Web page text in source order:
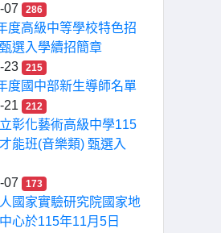
07
286
度高級中等學校特色招
選入學續招簡章
23
215
度國中部新生導師名單
21
212
彰化藝術高級中學115
能班(音樂類) 甄選入
07
173
國家實驗研究院國家地
心於115年11月5日